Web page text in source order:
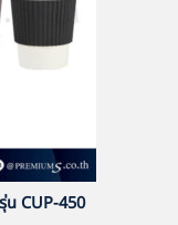
น CUP-450